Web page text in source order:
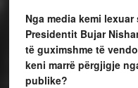
Nga media kemi
Presidentit Bujar
të guximshme të
keni marrë përgjigje
publike?